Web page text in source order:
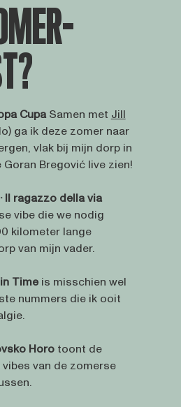
CupaSamen met Jill
ga ik deze zomer naar
vlak bij mijn dorp in
Goran Bregović live zien!
Il ragazzo della via
vibe die we nodig
kilometer lange
van mijn vader.
Time is misschien wel
nummers die ik ooit
Horo toont de
van de zomerse